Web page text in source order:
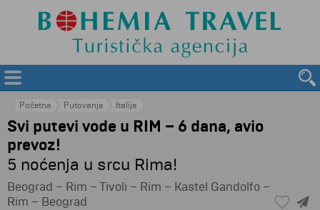
Početna Putovanja Italija
Svi putevi vode u RIM – 6 dana, avio
prevoz!
5 noćenja u srcu Rima!
Beograd – Rim – Tivoli – Rim – Kastel Gandolfo –
Rim – Beograd